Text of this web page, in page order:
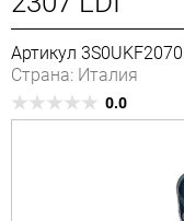
Артикул
Страна: Италия
0.0